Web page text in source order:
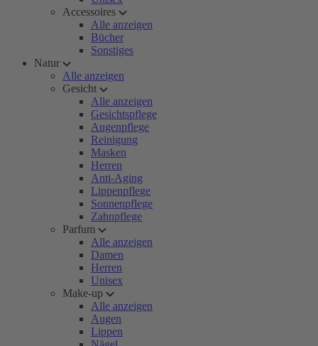
Accessoires
Alle anzeigen
Bücher
Sonstiges
Natur
Alle anzeigen
Gesicht
Alle anzeigen
Gesichtspflege
Augenpflege
Reinigung
Masken
Herren
Anti-Aging
Lippenpflege
Sonnenpflege
Zahnpflege
Parfum
Alle anzeigen
Damen
Herren
Unisex
Make-up
Alle anzeigen
Augen
Lippen